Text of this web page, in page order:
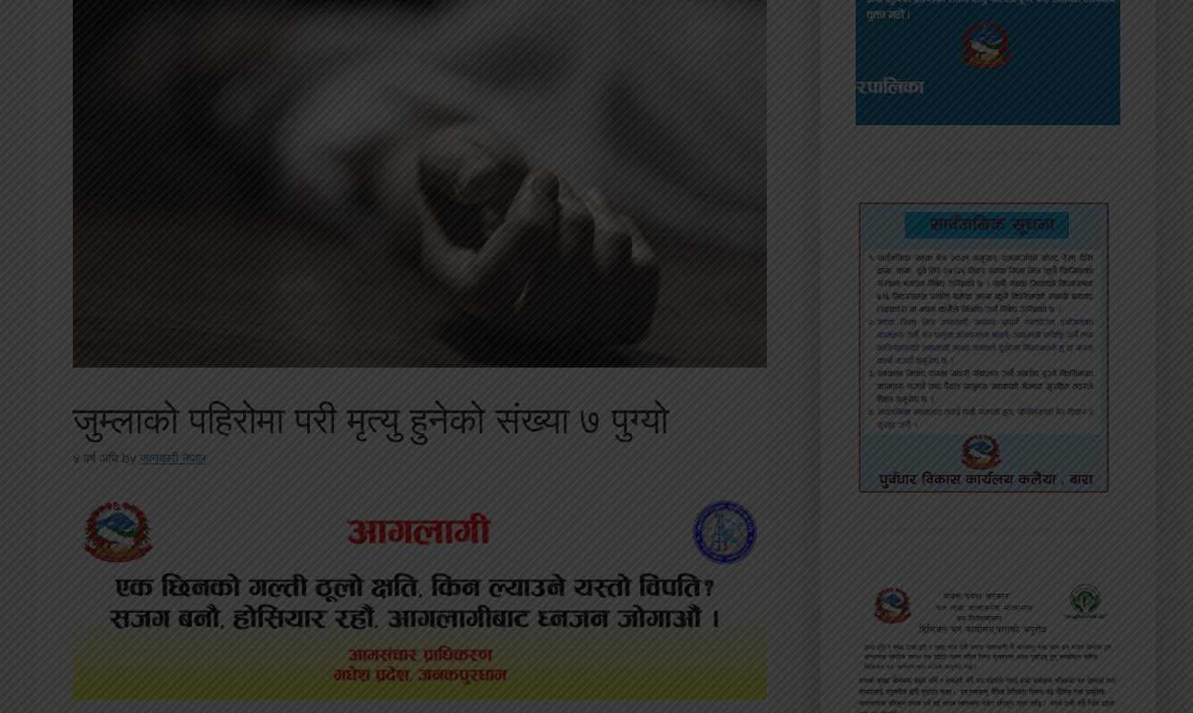
जुम्लाको पहिरोमा परी मृत्यु हुनेको संख्या ७ पुग्यो
४ वर्ष अघि by जानकारी नेपाल